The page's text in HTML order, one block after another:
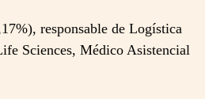
responsable de Logística
Sciences, Médico Asistencial